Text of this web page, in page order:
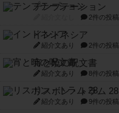
テンプテーション
2件の投稿
インドネシア
紹介文あり 2件の投稿
宵と暁の呪文書
紹介文あり 8件の投稿
リスボン・トラム 28
紹介文あり 9件の投稿